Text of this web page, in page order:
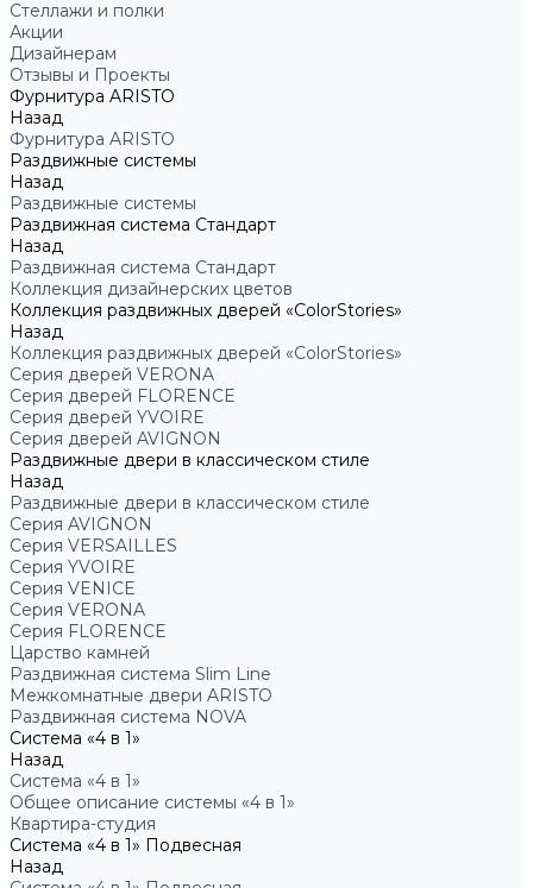
Стеллажи и полки
Акции
Дизайнерам
Отзывы и Проекты
Фурнитура ARISTO
Назад
Фурнитура ARISTO
Раздвижные системы
Назад
Раздвижные системы
Раздвижная система Стандарт
Назад
Раздвижная система Стандарт
Коллекция дизайнерских цветов
Коллекция раздвижных дверей «ColorStories»
Назад
Коллекция раздвижных дверей «ColorStories»
Серия дверей VERONA
Серия дверей FLORENCE
Серия дверей YVOIRE
Серия дверей AVIGNON
Раздвижные двери в классическом стиле
Назад
Раздвижные двери в классическом стиле
Серия AVIGNON
Серия VERSAILLES
Серия YVOIRE
Серия VENICE
Серия VERONA
Серия FLORENCE
Царство камней
Раздвижная система Slim Line
Межкомнатные двери ARISTO
Раздвижная система NOVA
Система «4 в 1»
Назад
Система «4 в 1»
Общее описание системы «4 в 1»
Квартира-студия
Система «4 в 1» Подвесная
Назад